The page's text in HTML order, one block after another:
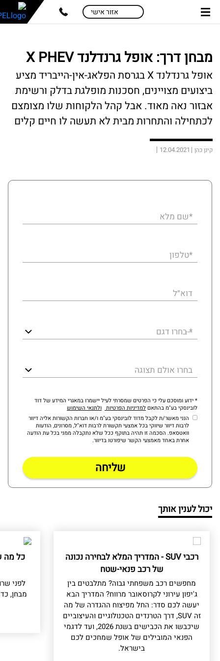
skip
skip
אזור אישי
מבחן דרך: אופל גרנדלנד X PHEV
אופל גרנדלנד X בגרסת הפלאג-אין-הייבריד מציע
ביצועים מצויינים, חסכנות מופלגת בדלק ורשימת
אבזור נאה מאוד. אבל קהל הלקוחות שלו מצומצם
לכתחילה והתחרות מבית לא תעשה לו חיים קלים
קינן כהן 12.04.2021
*שם מלא
*טלפון
דוא״ל
* בחרו דגם
בחרו אולם תצוגה
* ידוע ומוסכם עלי כי הפרטים שמסרתי לעיל יישמרו במאגרי המידע של דוד
לובינסקי בע"מ בהתאםלמדיניות הפרטיות ולתנאי השימוש
הנני מאשר/ת לקבל מדוד לובינסקי בע"מ ו/או חברות הקשורות אליה דיוור
לרבות דיוור שיווקי בכל אמצעי תקשורת לרבות דוא"ל, מסרונים, הודעות
וואטסאפ. הסכמה זו תהיה בתוקף ככל שלא נתקבלה ממני בכל עת הודעה
אחרת באחד מאמצעי הקשר שיפורטו בדיוור.
יכול לענין אותך
רכבי SUV - המדריך המלא לבחירה נכונה
של רכב פנאי-שטח
מחפשים רכב משפחתי גבוה? מתלבטים בין
ג'יפון עירוני לקרוסאובר מרווח? המדריך הבא
יעשה לכם סדר: החל מפיצוח ההגדרה של מה
זה SUV, דרך הטרנדים הטכנולוגיים והעיצוביים
שיכבשו את הכבישים בשנת 2026, ועד לדגמי
הפנאי המובילים של אופל שמחכים לכם
בישראל.
כל מה
לפני
מבחן,